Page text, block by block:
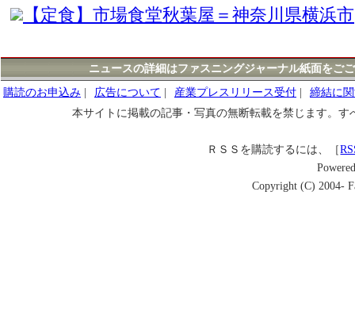
【定食】市場食堂秋葉屋＝神奈川県横浜市
ニュースの詳細はファスニングジャーナル紙面をご
購読のお申込み
広告について 産業プレスリリース受付
締結に
本サイトに掲載の記事・写真の無断転載を禁じます。
ＲＳＳを購読するには、［
Copyright (C) 2004-